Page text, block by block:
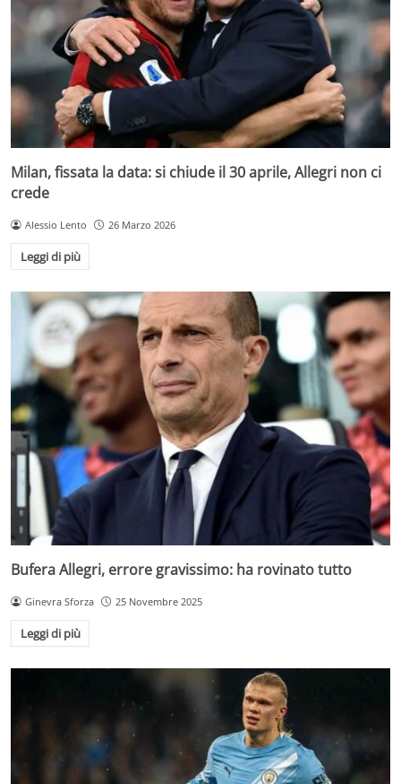
Milan, fissata la data: si chiude il 30 aprile, Allegri non ci
crede
Alessio Lento 26 Marzo 2026
Leggi di più
Bufera Allegri, errore gravissimo: ha rovinato tutto
Ginevra Sforza 25 Novembre 2025
Leggi di più